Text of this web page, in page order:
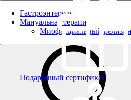
Гастроэнтеролог
Мануальная терапия
Миофасциальный
Подарочный сертификат